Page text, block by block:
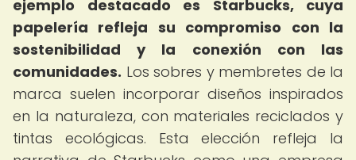
ejemplo destacado es Starbucks, cuya
papelería refleja su compromiso con la
sostenibilidad y la conexión con las
comunidades. Los sobres y membretes de la
marca suelen incorporar diseños inspirados
en la naturaleza, con materiales reciclados y
tintas ecológicas. Esta elección refleja la